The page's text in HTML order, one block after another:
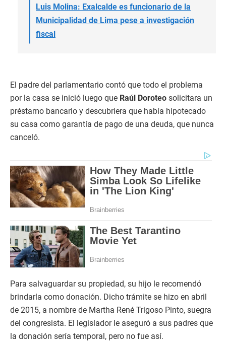
Luis Molina: Exalcalde es funcionario de la
Municipalidad de Lima pese a investigación
fiscal
El padre del parlamentario contó que todo el problema
por la casa se inició luego que Raúl Doroteo solicitara un
préstamo bancario y descubriera que había hipotecado
su casa como garantía de pago de una deuda, que nunca
canceló.
Para salvaguardar su propiedad, su hijo le recomendó
brindarla como donación. Dicho trámite se hizo en abril
de 2015, a nombre de Martha René Trigoso Pinto, suegra
del congresista. El legislador le aseguró a sus padres que
la donación sería temporal, pero no fue así.